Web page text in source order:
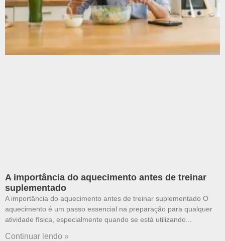
A importância do aquecimento antes de treinar
suplementado
A importância do aquecimento antes de treinar suplementado O
aquecimento é um passo essencial na preparação para qualquer
atividade física, especialmente quando se está utilizando
Continuar lendo »